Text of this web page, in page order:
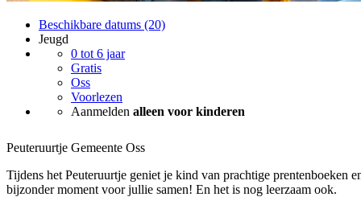
Beschikbare datums (20)
Jeugd
0 tot 6 jaar
Gratis
Oss
Voorlezen
Aanmelden alleen voor kinderen
Peuteruurtje Gemeente Oss
Tijdens het Peuteruurtje geniet je kind van prachtige prentenboeken
bijzonder moment voor jullie samen! En het is nog leerzaam ook.